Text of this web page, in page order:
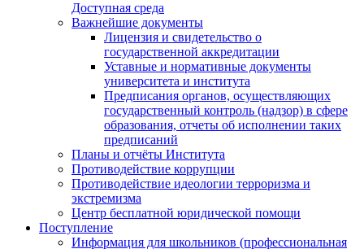
Доступная среда
Важнейшие документы
Лицензия и свидетельство о
государственной аккредитации
Уставные и нормативные документы
университета и института
Предписания органов, осуществляющих
государственный контроль (надзор) в сфере
образования, отчеты об исполнении таких
предписаний
Планы и отчёты Института
Противодействие коррупции
Противодействие идеологии терроризма и
экстремизма
Центр бесплатной юридической помощи
Поступление
Информация для школьников (профессиональная